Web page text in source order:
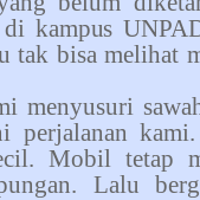
kampus
tak bisa melihat
menyusuri
perjalanan
Mobil tetap
Lalu